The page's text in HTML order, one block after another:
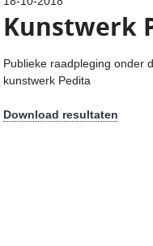
Kunstwerk
Publieke raadpleging onder
kunstwerk Pedita
Download resultaten